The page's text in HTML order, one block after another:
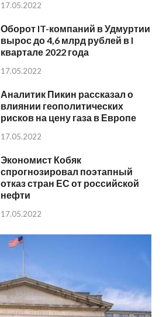
17.05.2022
Оборот IT-компаний в Удмуртии
вырос до 4,6 млрд рублей в I
квартале 2022 года
17.05.2022
Аналитик Пикин рассказал о
влиянии геополитических
рисков на цену газа в Европе
17.05.2022
Экономист Кобяк
спрогнозировал поэтапный
отказ стран ЕС от российской
нефти
17.05.2022